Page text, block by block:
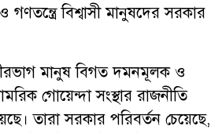
বিশ্বাসী মানুষদের সরকার
মানুষ বিগত দমনমূলক ও
গোয়েন্দা সংস্থার রাজনীতি
তারা সরকার পরিবর্তন চেয়েছে,